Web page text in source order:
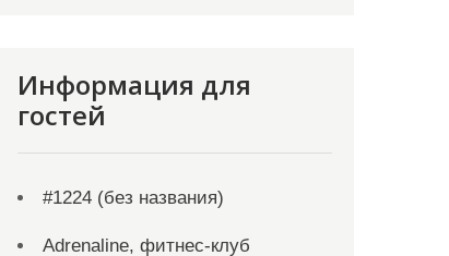
Информация для
гостей
#1224 (без названия)
Adrenaline, фитнес-клуб